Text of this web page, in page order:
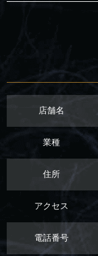
店舗名
業種
住所
アクセス
電話番号